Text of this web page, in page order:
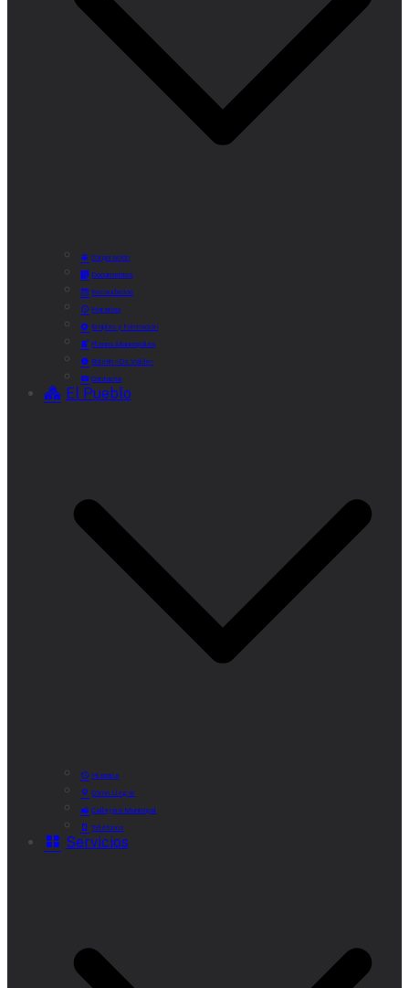
Corporación
Documentos
Recaudación
Horarios
Empleo y Formación
Plenos Municipales
Boletín «De Valde»
Contacta
El Pueblo
Historia
Cómo Llegar
Callejero Municipal
Teléfonos
Servicios